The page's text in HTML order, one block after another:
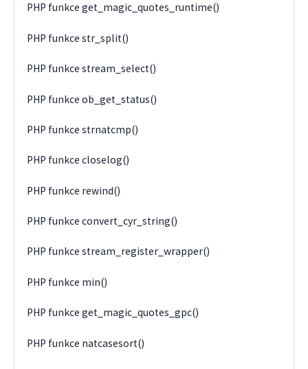
PHP funkce get_magic_quotes_runtime()
PHP funkce str_split()
PHP funkce stream_select()
PHP funkce ob_get_status()
PHP funkce strnatcmp()
PHP funkce closelog()
PHP funkce rewind()
PHP funkce convert_cyr_string()
PHP funkce stream_register_wrapper()
PHP funkce min()
PHP funkce get_magic_quotes_gpc()
PHP funkce natcasesort()